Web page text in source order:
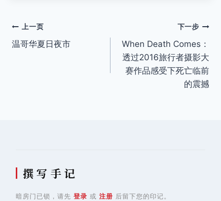
文
章
上一页
温哥华夏日夜市
下一步
When Death Comes：
透过2016旅行者摄影大
赛作品感受下死亡临前
的震撼
撰 写 手 记
暗房门已锁，请先 登录 或 注册 后留下您的印记。